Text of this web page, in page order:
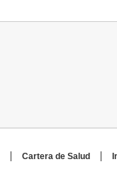
Cartera de Salud